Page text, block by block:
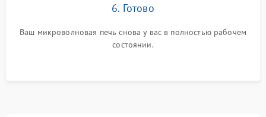
6. Готово
Ваш микроволновая печь снова у вас в полностью рабочем
состоянии.